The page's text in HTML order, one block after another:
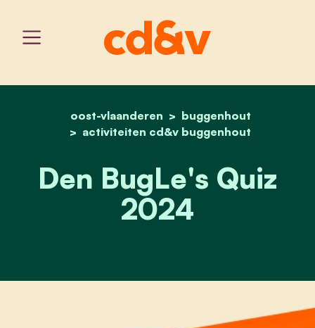
home
oost-vlaanderen
buggenhout
activiteiten cd&v buggenhout
den bugle's quiz 2024
Den BugLe's Quiz
2024